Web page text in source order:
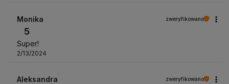
Monika zweryfikowano
5
Super!
2/13/2024
Aleksandra zweryfikowano